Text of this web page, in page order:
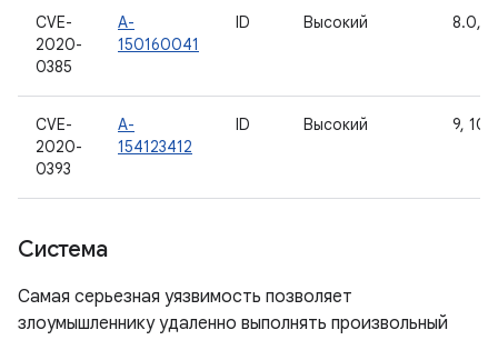
CVE-
2020-
0385
A-
150160041
ID Высокий 8.0,
CVE-
2020-
0393
A-
154123412
ID Высокий 9, 10
Система
Самая серьезная уязвимость позволяет
злоумышленнику удаленно выполнять произвольный